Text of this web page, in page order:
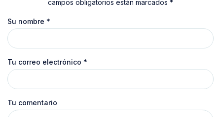
campos obligatorios están marcados *
Su nombre *
Tu correo electrónico *
Tu comentario